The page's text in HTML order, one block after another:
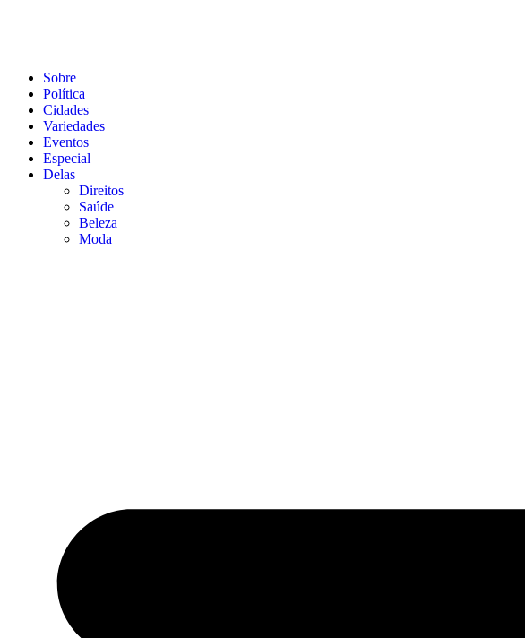
Sobre
Política
Cidades
Variedades
Eventos
Especial
Delas
Direitos
Saúde
Beleza
Moda